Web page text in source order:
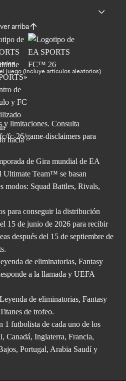
arriba
juego (Incluye artículos aleatorios)
y limitaciones. Consulta
fc-26/game-disclaimers para
de Gira mundial de EA
Team™ se basan
modos: Squad Battles, Rivals,
para conseguir la distribución
15 de junio de 2026 para recibir
después del 15 de septiembre de
de eliminatorias, Fantasy
a la llamada y UEFA
de eliminatorias, Fantasy
de trofeo.
1 futbolista de cada uno de los
Canadá, Inglaterra, Francia,
Portugal, Arabia Saudí y